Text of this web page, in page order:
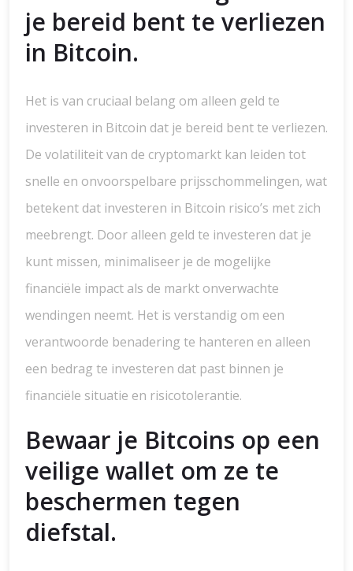
je bereid bent te verliezen
in Bitcoin.
Het is van cruciaal belang om alleen geld te
investeren in Bitcoin dat je bereid bent te verliezen.
De volatiliteit van de cryptomarkt kan leiden tot
snelle en onvoorspelbare prijsschommelingen, wat
betekent dat investeren in Bitcoin risico’s met zich
meebrengt. Door alleen geld te investeren dat je
kunt missen, minimaliseer je de mogelijke
financiële impact als de markt onverwachte
wendingen neemt. Het is verstandig om een
verantwoorde benadering te hanteren en alleen
een bedrag te investeren dat past binnen je
financiële situatie en risicotolerantie.
Bewaar je Bitcoins op een
veilige wallet om ze te
beschermen tegen
diefstal.